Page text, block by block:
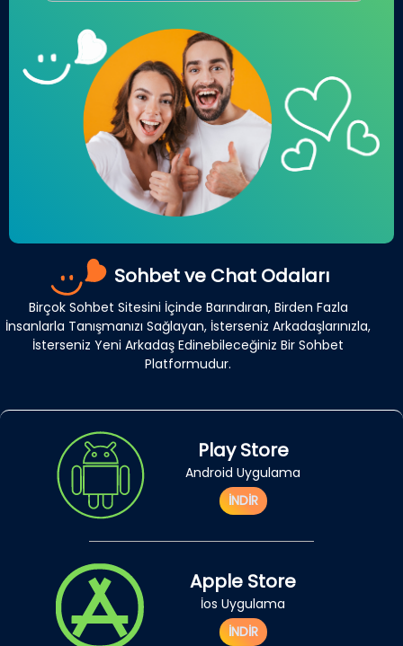
Sohbet ve Chat Odaları
Birçok Sohbet Sitesini İçinde Barındıran, Birden Fazla
İnsanlarla Tanışmanızı Sağlayan, İsterseniz Arkadaşlarınızla,
İsterseniz Yeni Arkadaş Edinebileceğiniz Bir Sohbet
Platformudur.
Play Store
Android Uygulama
İNDİR
Apple Store
İos Uygulama
İNDİR